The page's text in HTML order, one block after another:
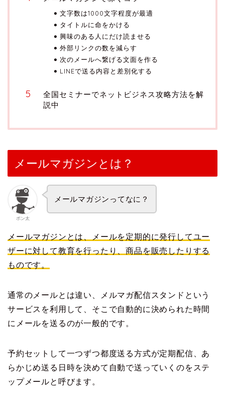
文字数は1000文字程度が最適
タイトルに命をかける
興味のある人にだけ読ませる
外部リンクの数を減らす
次のメールへ繋げる文面を作る
LINEで送る内容と差別化する
全国セミナーでネットビジネス攻略方法を解
説中
メールマガジンとは？
ポン太
メールマガジンってなに？
メールマガジンとは、メールを定期的に発行してユー
ザーに対して教育を行ったり、商品を販売したりする
ものです。
通常のメールとは違い、メルマガ配信スタンドという
サービスを利用して、そこで自動的に決められた時間
にメールを送るのが一般的です。
予約セットして一つずつ都度送る方式が定期配信、あ
らかじめ送る日時を決めて自動で送っていくのをステ
ップメールと呼びます。